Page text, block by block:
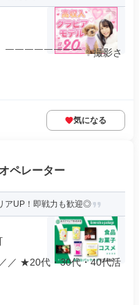
￣￣￣￣￣￣￣ ✨撮影さ
気になる
ペレーター
アUP！即戦力も歓迎◎
／ ★20代・30代・40代活